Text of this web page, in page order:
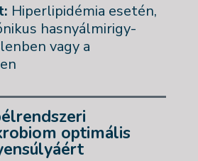
Hiperlipidémia esetén,
hasnyálmirigy-
vagy a
optimális